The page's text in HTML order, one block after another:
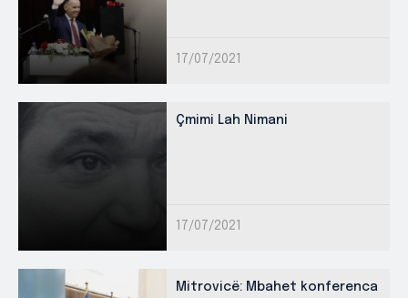
17/07/2021
Çmimi Lah Nimani
17/07/2021
Mitrovicë: Mbahet konferenca